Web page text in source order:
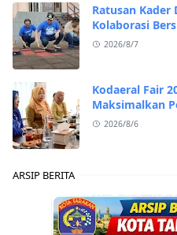
Ratusan Kader
Kolaborasi
2026/8/7
Kodaeral Fair
Maksimalkan
2026/8/6
ARSIP BERITA